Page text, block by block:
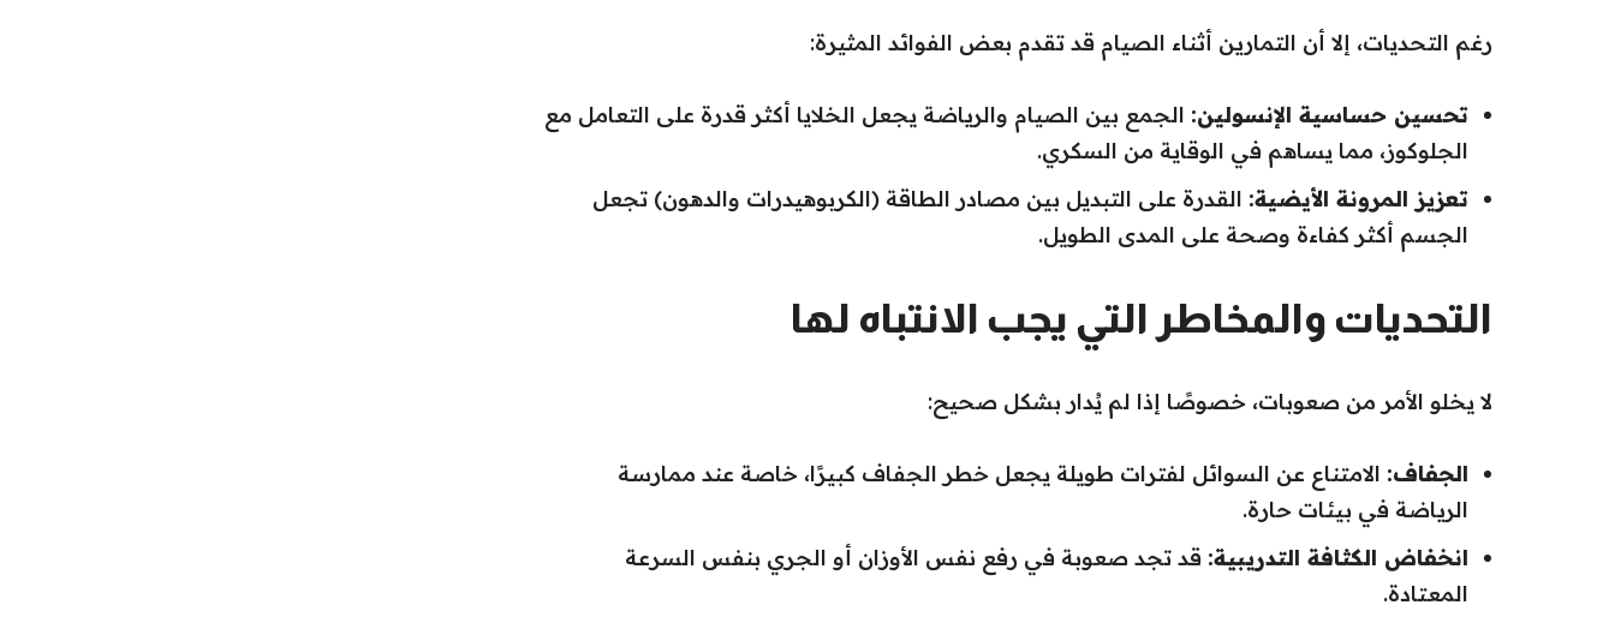
رغم التحديات، إلا أن التمارين أثناء الصيام قد تقدم بعض الفوائد المثيرة:
تحسين حساسية الإنسولين: الجمع بين الصيام والرياضة يجعل الخلايا أكثر قدرة على التعامل مع
الجلوكوز، مما يساهم في الوقاية من السكري.
تعزيز المرونة الأيضية: القدرة على التبديل بين مصادر الطاقة (الكربوهيدرات والدهون) تجعل
الجسم أكثر كفاءة وصحة على المدى الطويل.
التحديات والمخاطر التي يجب الانتباه لها
لا يخلو الأمر من صعوبات، خصوصًا إذا لم يُدار بشكل صحيح:
الجفاف: الامتناع عن السوائل لفترات طويلة يجعل خطر الجفاف كبيرًا، خاصة عند ممارسة
الرياضة في بيئات حارة.
انخفاض الكثافة التدريبية: قد تجد صعوبة في رفع نفس الأوزان أو الجري بنفس السرعة
المعتادة.